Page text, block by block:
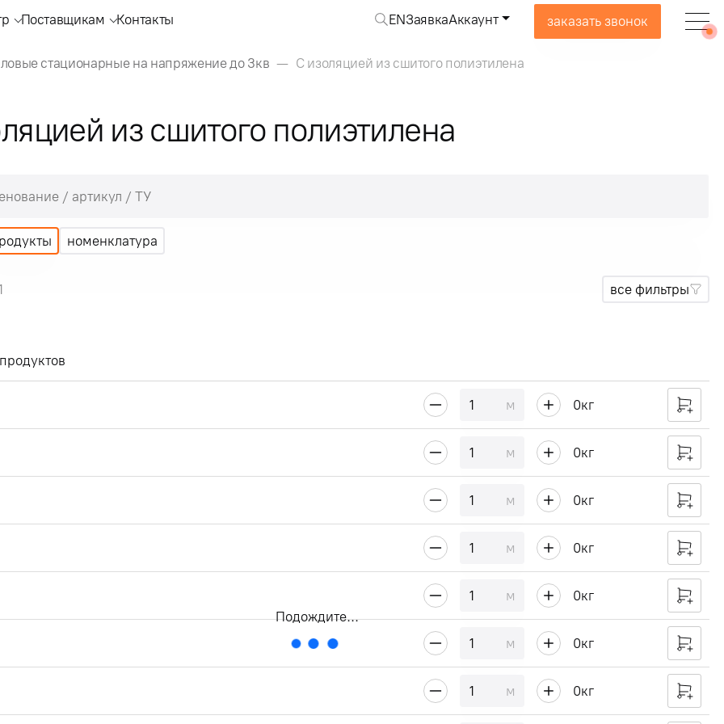
Поставщикам Контакты ENЗаявкаАккаунт заказать звонок
стационарные на напряжение до 3кв С изоляцией из сшитого полиэтилена
из сшитого полиэтилена
номенклатура
все фильтры
продуктов
Подождите...
Расчетная масса кабеля, кг/км
м 0кг
м 0кг
м 0кг
м 0кг
м 0кг
м 0кг
м 0кг